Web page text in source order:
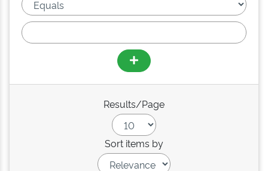
Results/Page
Sort items by